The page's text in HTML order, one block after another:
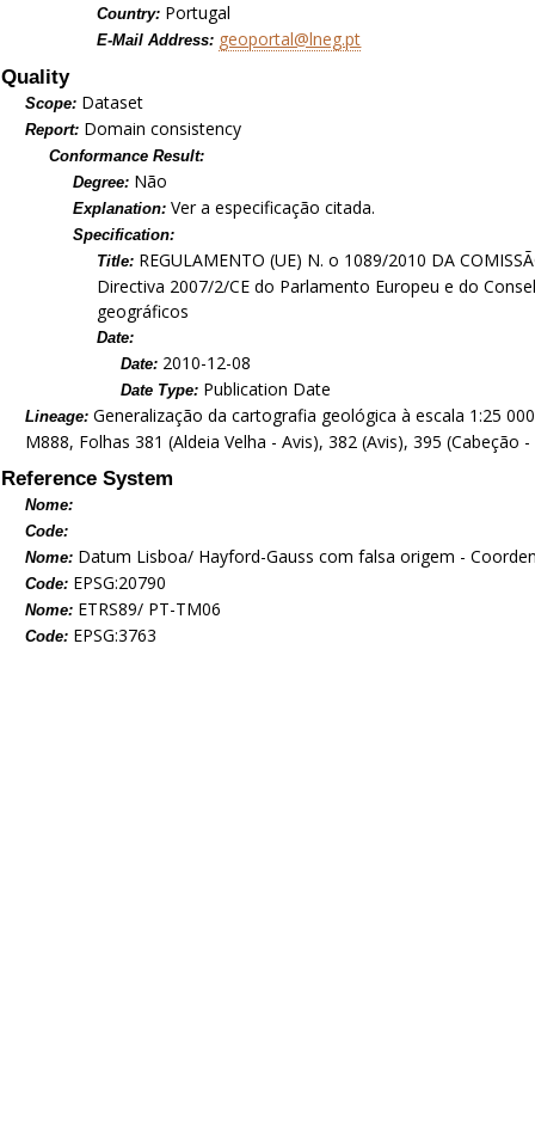
Country: Portugal
E-Mail Address: geoportal@lneg.pt
Quality
Scope: Dataset
Report: Domain consistency
Conformance Result:
Degree: Não
Explanation:Ver a especificação citada.
Specification:
Title: REGULAMENTO (UE) N. o 1089/2010 DA
Directiva 2007/2/CE do Parlamento Europeu e do
geográficos
Date:
Date: 2010-12-08
Date Type: Publication Date
Lineage:Generalização da cartografia geológica à escala 1:25
M888, Folhas 381 (Aldeia Velha - Avis), 382 (Avis), 395 (Cabeção
Reference System
Nome:
Code:
Nome: Datum Lisboa/ Hayford-Gauss com falsa origem -
Code: EPSG:20790
Nome: ETRS89/ PT-TM06
Code: EPSG:3763